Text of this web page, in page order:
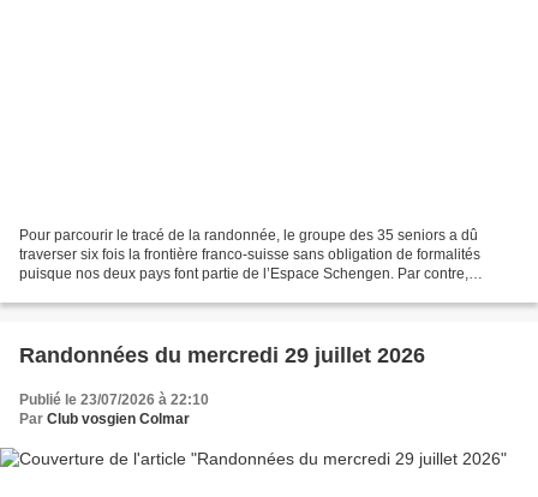
Pour parcourir le tracé de la randonnée, le groupe des 35 seniors a dû
traverser six fois la frontière franco-suisse sans obligation de formalités
puisque nos deux pays font partie de l’Espace Schengen. Par contre,
Randonnées du mercredi 29 juillet 2026
Publié le 23/07/2026 à 22:10
Par Club vosgien Colmar